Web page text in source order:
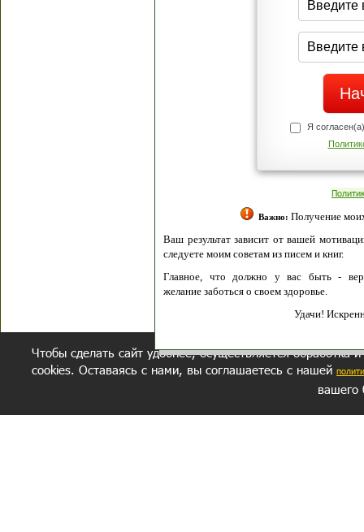
Я
Важно: Получение
Ваш результат зависит от вашей
следуете моим советам из писем и книг.
Главное, что должно у вас быть -
желание заботься о своем здоровье.
Удачи!
Чтобы сделать сайт удобнее, осуществляется обработка
cookies. Оставаясь с нами, вы соглашаетесь с нашей
вашего